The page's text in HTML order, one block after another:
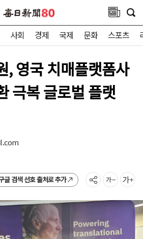
사회 경제 국제 문화 스포츠
, 영국 치매플랫폼사
극복 글로벌 플랫
글 검색 선호 출처로 추가